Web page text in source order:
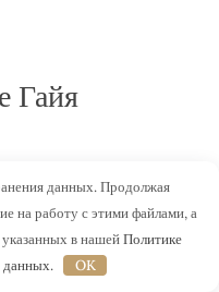
Гайя
данных. Продолжая
на работу с этими файлами, а
указанных в нашейПолитике
данных. OK